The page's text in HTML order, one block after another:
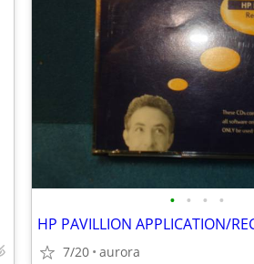
• • • •
7/20 aurora